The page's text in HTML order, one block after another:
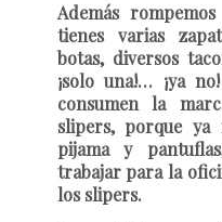
Además
tienes varias
botas, diversos
¡solo una!… ¡ya
consumen la
slipers, porque
pijama y
trabajar para la
los slipers.